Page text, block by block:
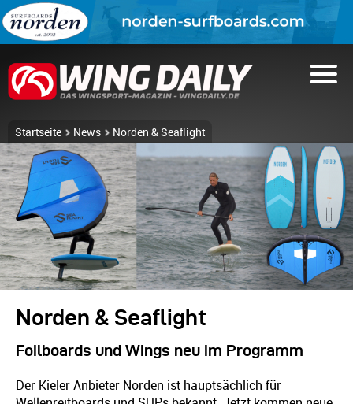
Startseite News Norden & Seaflight
Norden & Seaflight
Foilboards und Wings neu im Programm
Der Kieler Anbieter Norden ist hauptsächlich für